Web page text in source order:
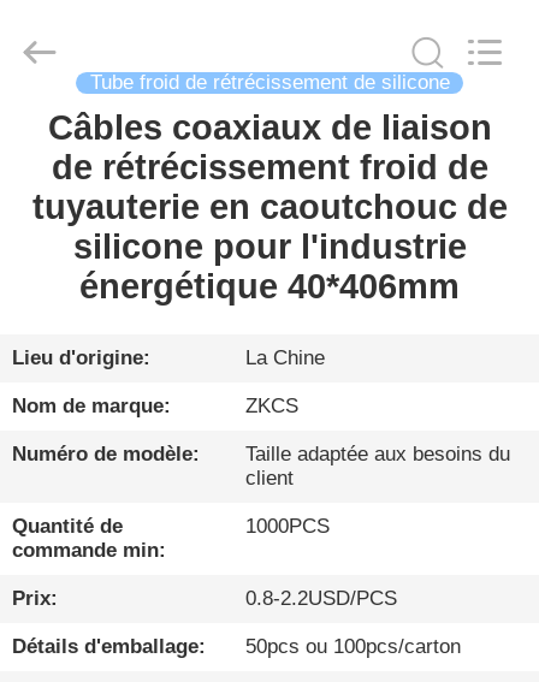
FIL
D'ACIER
FAIBLE
TENEUR
CARBONE
PRODUITS
VIDÉO
À
PROPOS
INDUSTRIAL
CO.,
Reserved.
Tube froid de rétrécissement de silicone
Câbles coaxiaux de liaison
de rétrécissement froid de
tuyauterie en caoutchouc de
silicone pour l'industrie
énergétique 40*406mm
Lieu d'origine: La Chine
Nom de marque: ZKCS
Numéro de modèle:
Taille adaptée aux besoins du
client
Quantité de
commande min:
1000PCS
Prix: 0.8-2.2USD/PCS
Détails d'emballage: 50pcs ou 100pcs/carton